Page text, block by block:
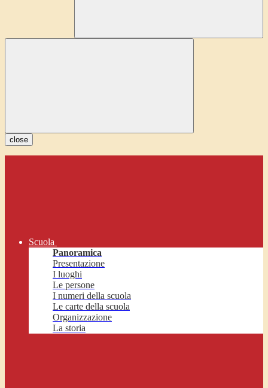
close
Scuola
Panoramica
Presentazione
I luoghi
Le persone
I numeri della scuola
Le carte della scuola
Organizzazione
La storia